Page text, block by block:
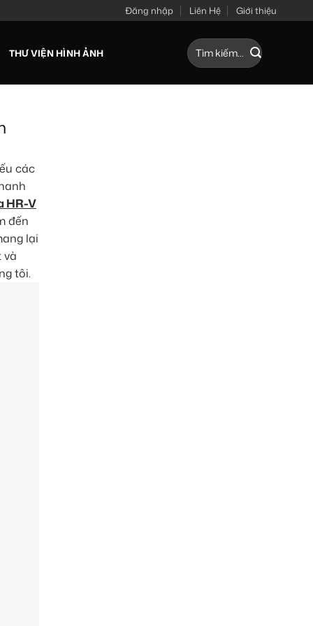
Đăng nhập Liên Hệ Giới thiệu
THƯ VIỆN HÌNH ẢNH
Tìm
kiếm:
các
HR-V
đến
lại
và
tôi.